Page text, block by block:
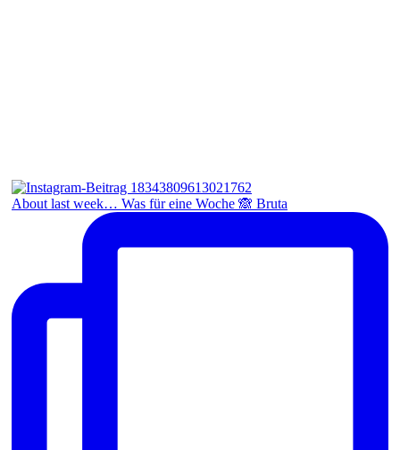
About last week… Was für eine Woche 🙈 Bruta